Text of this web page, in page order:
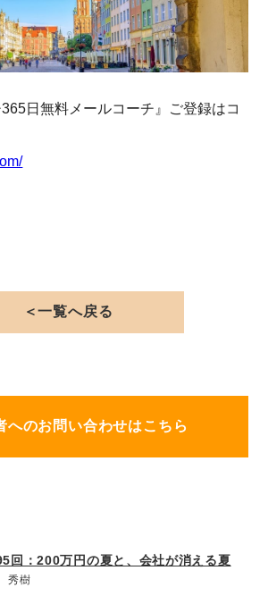
365日無料メールコーチ』ご登録はコ
＜一覧へ戻る
へのお問い合わせはこちら
回：200万円の夏と、会社が消える夏
秀樹